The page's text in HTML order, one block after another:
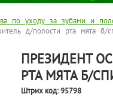
по уходу за зубами и
д/полости рта мята б/
ПРЕЗИДЕНТ
РТА МЯТА Б/
Штрих код:95798